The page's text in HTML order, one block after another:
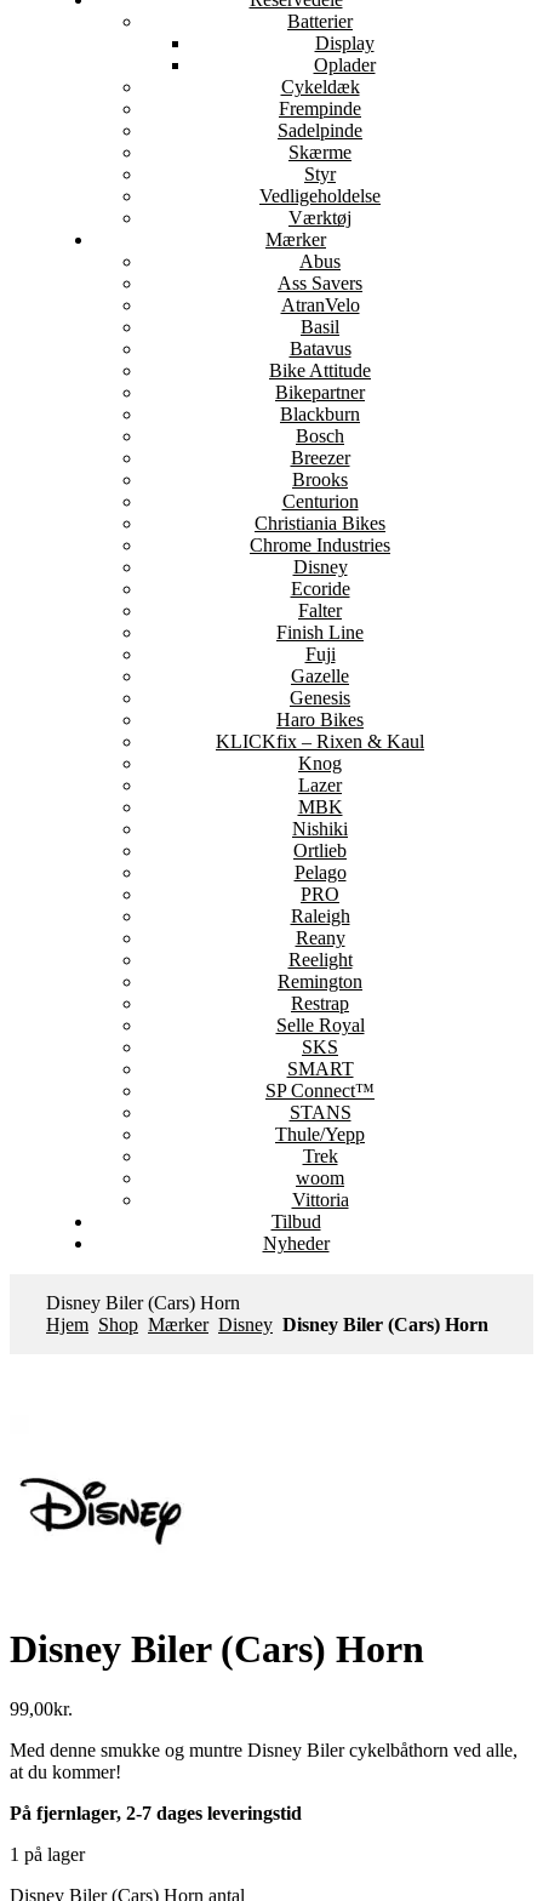
Batterier
Display
Oplader
Cykeldæk
Frempinde
Sadelpinde
Skærme
Styr
Vedligeholdelse
Værktøj
Mærker
Abus
Ass Savers
AtranVelo
Basil
Batavus
Bike Attitude
Bikepartner
Blackburn
Bosch
Breezer
Brooks
Centurion
Christiania Bikes
Chrome Industries
Disney
Ecoride
Falter
Finish Line
Fuji
Gazelle
Genesis
Haro Bikes
KLICKfix – Rixen & Kaul
Knog
Lazer
MBK
Nishiki
Ortlieb
Pelago
PRO
Raleigh
Reany
Reelight
Remington
Restrap
Selle Royal
SKS
SMART
SP Connect™
STANS
Thule/Yepp
Trek
woom
Vittoria
Tilbud
Nyheder
Disney Biler (Cars) Horn
Hjem Shop Mærker Disney Disney Biler (Cars) Horn
Disney Biler (Cars) Horn
99,00kr.
Med denne smukke og muntre Disney Biler cykelbåthorn ved alle,
at du kommer!
På fjernlager, 2-7 dages leveringstid
1 på lager
Disney Biler (Cars) Horn antal